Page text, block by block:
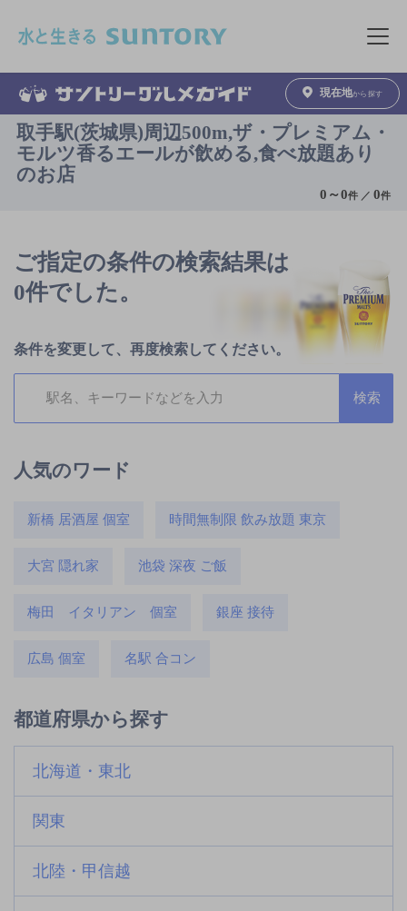
メニュ
現在地から探す
取手駅(茨城県)周辺500m,ザ・プレミアム・
モルツ香るエールが飲める,食べ放題あり
のお店
0 ～0件 ／0件
ご指定の条件の検索結果は
0件でした。
条件を変更して、再度検索してください。
人気のワード
新橋 居酒屋 個室 時間無制限 飲み放題 東京
大宮 隠れ家 池袋 深夜 ご飯
梅田 イタリアン 個室 銀座 接待
広島 個室 名駅 合コン
都道府県から探す
北海道・東北
関東
北陸・甲信越